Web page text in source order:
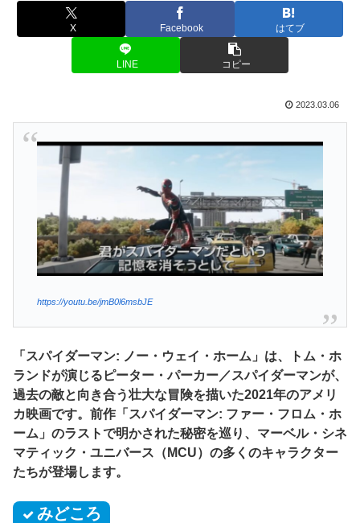
X Facebook はてブ
LINE コピー
2023.03.06
https://youtu.be/jmB0l6msbJE
「スパイダーマン: ノー・ウェイ・ホーム」は、トム・ホ
ランドが演じるピーター・パーカー／スパイダーマンが、
過去の敵と向き合う壮大な冒険を描いた2021年のアメリ
カ映画です。前作「スパイダーマン: ファー・フロム・ホ
ーム」のラストで明かされた秘密を巡り、マーベル・シネ
マティック・ユニバース（MCU）の多くのキャラクター
たちが登場します。
みどころ